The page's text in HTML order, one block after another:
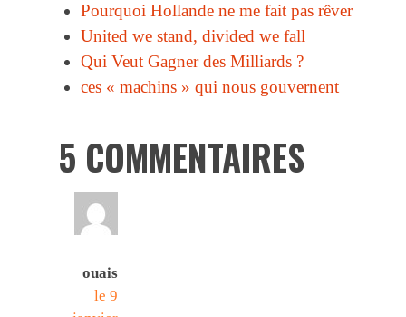
Pourquoi Hollande ne me fait pas rêver
United we stand, divided we fall
Qui Veut Gagner des Milliards ?
ces « machins » qui nous gouvernent
5 COMMENTAIRES
ouais
le 9